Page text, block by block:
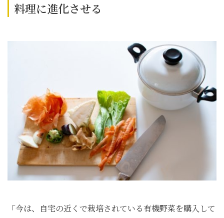
料理に進化させる
「今は、自宅の近くで栽培されている有機野菜を購入して